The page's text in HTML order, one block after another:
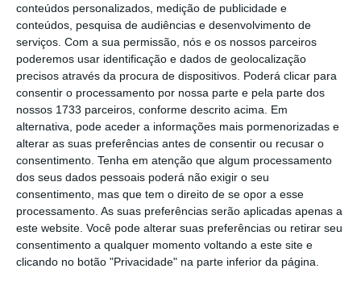
conteúdos personalizados, medição de publicidade e
conteúdos, pesquisa de audiências e desenvolvimento de
serviços. Com a sua permissão, nós e os nossos parceiros
poderemos usar identificação e dados de geolocalização
precisos através da procura de dispositivos. Poderá clicar para
consentir o processamento por nossa parte e pela parte dos
nossos 1733 parceiros, conforme descrito acima. Em
alternativa, pode aceder a informações mais pormenorizadas e
alterar as suas preferências antes de consentir ou recusar o
consentimento. Tenha em atenção que algum processamento
dos seus dados pessoais poderá não exigir o seu
consentimento, mas que tem o direito de se opor a esse
processamento. As suas preferências serão aplicadas apenas a
este website. Você pode alterar suas preferências ou retirar seu
consentimento a qualquer momento voltando a este site e
clicando no botão "Privacidade" na parte inferior da página.